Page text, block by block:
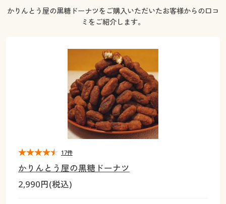
メンズ下着
メンズファッション
家電・雑貨すべて
キッチン・雑貨・日用品
寝具・インテリア・家具
カーテン・ラグ・ファブリック
美容・健康通販すべて
美容・健康・サプリメント
制服・スクール
制服・スクールすべて
ジュニア・ティーンズ下着
大きいサイズ通販すべて
大きいサイズ レディース服
大きいサイズ レディース下着
バーゲンセール
シークレットセール
詳細検索
商品カテゴリ一覧
ジュニア・ティーンズ下着
メンズ下着
家電
寝具・インテリア・家具通販すべて
カーテン・ラグ・ファブリック
美容・健康
美容・健康・サプリメント
ジュニア・ティーンズ下着
大きいサイズ通販すべて
大きいサイズ レディース服
大きいサイズ レディース下着
シークレットセール
商品カテゴリ一覧
カタログ
かりんとう屋の黒糖ドーナツをご購入いただいたお客様からの口コ
ミをご紹介します。
かりんとう屋の黒糖ドーナツ
2,990円(税込)
17件